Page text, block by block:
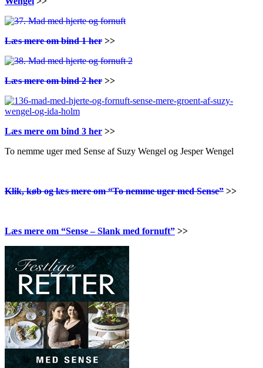
Læs mere om bind 1 her >>
Læs mere om bind 2 her >>
Læs mere om bind 3 her >>
To nemme uger med Sense af Suzy Wengel og Jesper Wengel
Klik, køb og læs mere om “To nemme uger med Sense” >>
Læs mere om “Sense – Slank med fornuft” >>